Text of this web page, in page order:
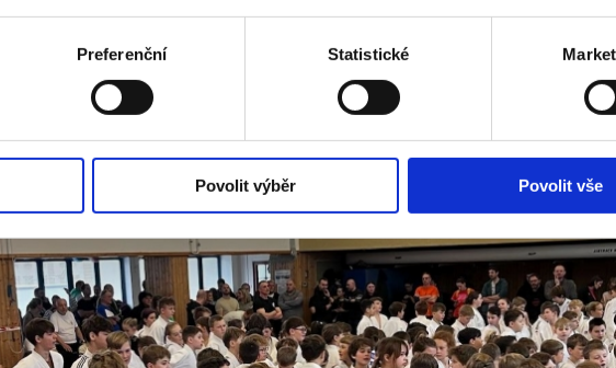
Preferenční Statistické
Povolit výběr Povolit vše
judistům růst – nejen
Sport. Nejde pouze o okamžité úspěchy, ale o vytváření
verzí sebe sama – na hřišti i mimo něj.